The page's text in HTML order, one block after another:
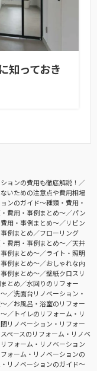
知っておき
ョンの費用も徹底解説！
いための注意点や費用相場
ンのガイド〜種類・費用・
費用・事例まとめ〜
パン
用・事例まとめ〜
リビン
例まとめ
フローリング
費用・事例まとめ〜
天井
例まとめ〜
ライト・照明
例まとめ〜
おしゃれな内
例まとめ〜
壁紙クロスリ
とめ
水回りのリフォー
洗面台リノベーション・
お風呂・浴室のリフォー
トイレのリフォーム・リ
リノベーション・リフォー
ペースのリフォーム・リノベ
フォーム・リノベーション
ォーム・リノベーションの
リノベーションのガイド〜